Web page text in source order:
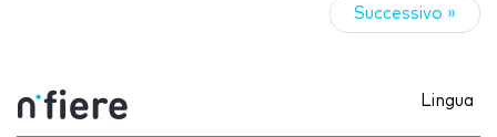
Successivo »
Lingua